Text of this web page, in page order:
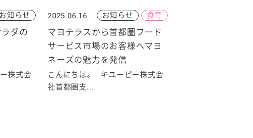
お知らせ
ダの
株式会
お知らせ 食育
2025.06.16
マヨテラスから首都圏フード
サービス市場のお客様へマヨ
ネーズの魅力を発信
こんにちは。 キユーピー株式会
社首都圏支...